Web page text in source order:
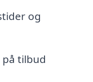
og
tilbud